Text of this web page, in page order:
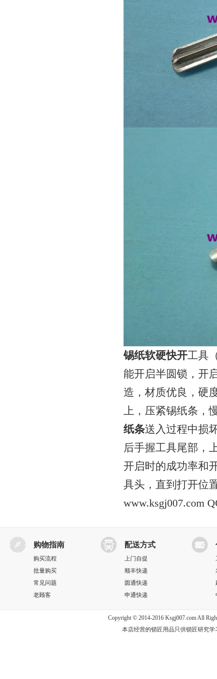
锡纸软硬快开工具
能开启半圆锁，开
造，材质优良，硬
上，压紧锡纸条，
纸条送入过程中损
后手握工具尾部，
开启时的成功率和
具头，直到打开位
www.ksgj007.com
购物指南
购买流程
批量购买
常见问题
老顾客
配送方式
上门自提
顺丰快递
圆通快递
申通快递
Copyright © 2014-2016 Ksgj007.com All
本店经营的锁匠用品只供锁匠研究